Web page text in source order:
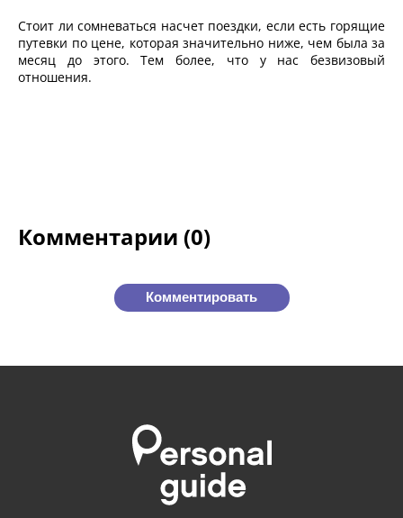
Стоит ли сомневаться насчет поездки, если есть горящие
путевки по цене, которая значительно ниже, чем была за
месяц до этого. Тем более, что у нас безвизовый
отношения.
Комментарии (0)
Комментировать